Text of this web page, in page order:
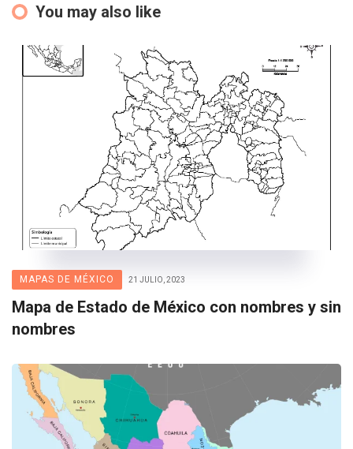
You may also like
MAPAS DE MÉXICO 21 JULIO, 2023
Mapa de Estado de México con nombres y sin
nombres